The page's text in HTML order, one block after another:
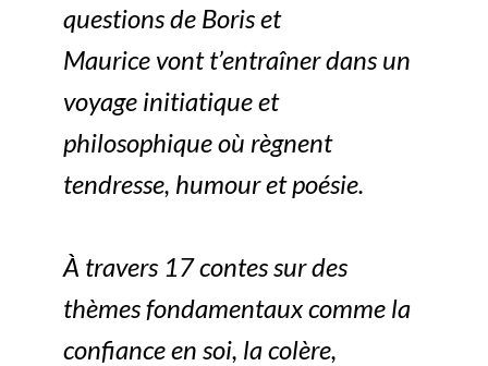
questions de Boris et
Maurice vont t’entraîner dans un
voyage initiatique et
philosophique où règnent
tendresse, humour et poésie.
À travers 17 contes sur des
thèmes fondamentaux comme la
confiance en soi, la colère,